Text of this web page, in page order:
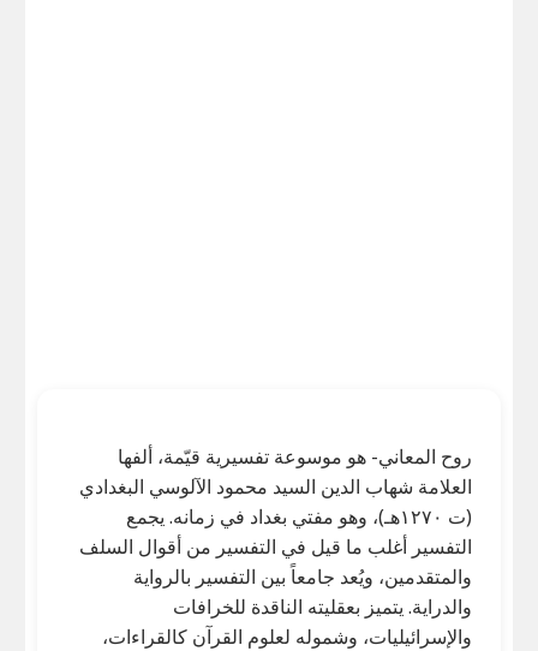
العلامة شهاب الدين السيد محمود الآلوسي البغدادي
(ت ١٢٧٠هـ)، وهو مفتي بغداد في زمانه. يجمع
التفسير أغلب ما قيل في التفسير من أقوال السلف
والمتقدمين، ويُعد جامعاً بين التفسير بالرواية
والدراية. يتميز بعقليته الناقدة للخرافات
والإسرائيليات، وشموله لعلوم القرآن كالقراءات،